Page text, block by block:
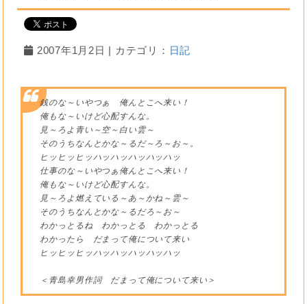
2007年1月2日 | カテゴリ： 日記
銭のな～いやつぁ 俺んとこへ来い！
俺もな～いけど心配すんな。
見～ろよ青い～空～白い雲～
そのうちなんとかな～るだ～ろ～お～。
ヒッヒッヒッハッハッハッハッハッ
仕事のな～いやつぁ俺んとこへ来い！
俺もな～いけど心配すんな。
見～ろよ燃えている～あ～かね～雲～
そのうちなんとかな～るだろ～お～
わかっとるね わかっとる わかっとる
わかったら だまって俺について来い
ヒッヒッヒッハッハッハッハッハッ
＜青島幸男作詞 だまって俺について来い＞